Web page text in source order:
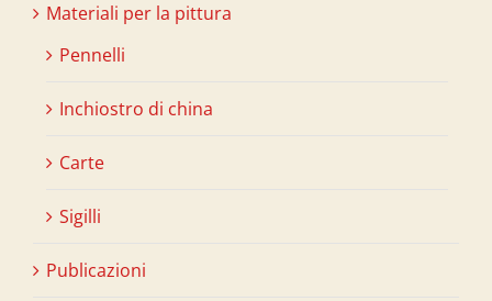
Materiali per la pittura
Pennelli
Inchiostro di china
Carte
Sigilli
Publicazioni